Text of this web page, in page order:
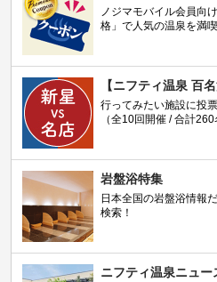
ノジマモバイル会員向
格」で人気の温泉を満
【ニフティ温泉 百
行ってみたい施設に投
（全10回開催 / 合計260
岩盤浴特集
日本全国の岩盤浴情報
検索！
ニフティ温泉ニュー